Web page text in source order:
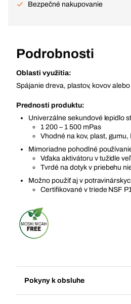
Bezpečné nakupovanie
Podrobnosti
Oblasti využitia:
Spájanie dreva, plastov, kovov
Prednosti produktu:
Univerzálne sekundové lepidlo
1 200 – 1 500 mPas
Vhodné na kov, plast,
Mimoriadne pohodlné
Vďaka aktivátoru v tužidle
Tvrdé na dotyk v priebehu
Možno použiť aj v
Certifikované v triede NSF
Pokyny k obsluhe